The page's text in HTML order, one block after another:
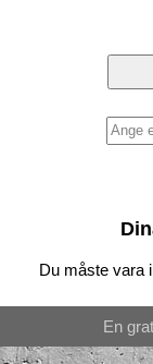
Du måste vara
En